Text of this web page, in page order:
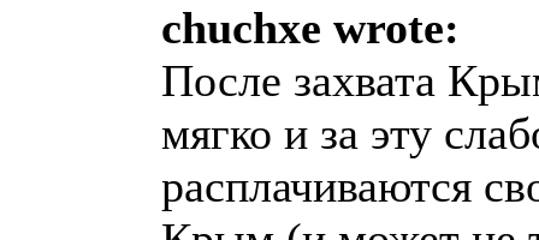
chuchxe wrote:
После захвата
мягко и за эту
расплачиваются